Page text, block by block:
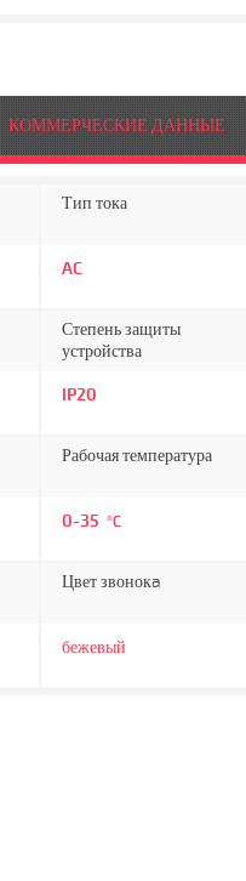
КОММЕРЧЕСКИЕ ДАННЫЕ
Тип тока
AC
Степень защиты
устройства
IP20
Рабочая температура
0-35 °C
Цвет звонокa
бежевый